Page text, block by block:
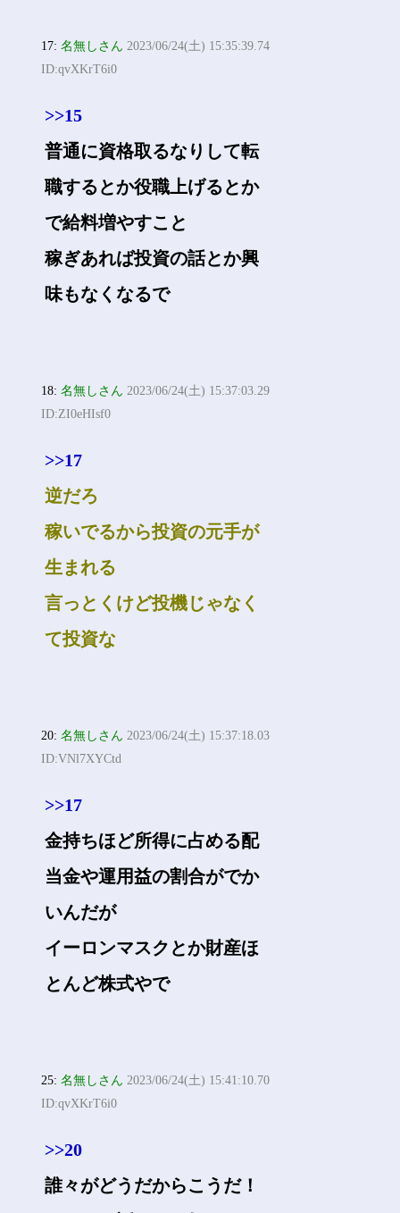
17:名無しさん 2023/06/24(土) 15:35:39.74
ID:qvXKrT6i0
>>15
普通に資格取るなりして転
職するとか役職上げるとか
で給料増やすこと
稼ぎあれば投資の話とか興
味もなくなるで
18:名無しさん 2023/06/24(土) 15:37:03.29
ID:ZI0eHIsf0
>>17
逆だろ
稼いでるから投資の元手が
生まれる
言っとくけど投機じゃなく
て投資な
20:名無しさん 2023/06/24(土) 15:37:18.03
ID:VNl7XYCtd
>>17
金持ちほど所得に占める配
当金や運用益の割合がでか
いんだが
イーロンマスクとか財産ほ
とんど株式やで
25:名無しさん 2023/06/24(土) 15:41:10.70
ID:qvXKrT6i0
>>20
誰々がどうだからこうだ！